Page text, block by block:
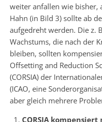
weiter anfallen wie bisher,
Hahn (in Bild 3) sollte ab
aufgedreht werden. Die z.
Wachstums, die nach der
bleiben, sollten
Offsetting and Reduction
(CORSIA) der
(ICAO, eine
aber gleich mehrere
CORSIA